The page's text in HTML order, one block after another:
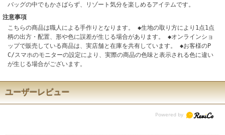
バッグの中でもかさばらず、リゾート気分を楽しめるアイテムです。
注意事項
こちらの商品は職人による手作りとなります。 ◆生地の取り方により1点1点
柄の出方・配置、形や色に誤差が生じる場合があります。 ◆オンラインショ
ップで販売している商品は、実店舗と在庫を共有しています。 ◆お客様のP
C/スマホのモニターの設定により、実際の商品の色味と表示される色に違い
が生じる場合がございます。
ユーザーレビュー